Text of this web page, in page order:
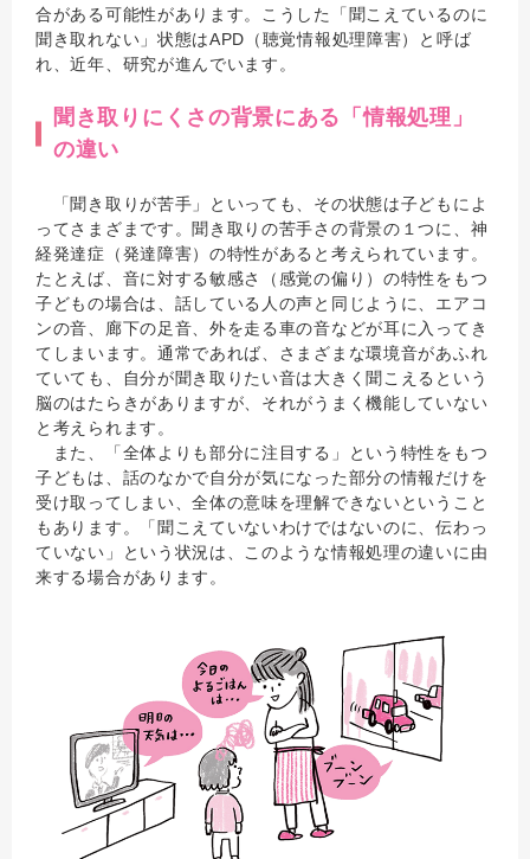
合がある可能性があります。こうした「聞こえているのに
聞き取れない」状態はAPD（聴覚情報処理障害）と呼ば
れ、近年、研究が進んでいます。
聞き取りにくさの背景にある「情報処理」
の違い
「聞き取りが苦手」といっても、その状態は子どもによ
ってさまざまです。聞き取りの苦手さの背景の１つに、神
経発達症（発達障害）の特性があると考えられています。
たとえば、音に対する敏感さ（感覚の偏り）の特性をもつ
子どもの場合は、話している人の声と同じように、エアコ
ンの音、廊下の足音、外を走る車の音などが耳に入ってき
てしまいます。通常であれば、さまざまな環境音があふれ
ていても、自分が聞き取りたい音は大きく聞こえるという
脳のはたらきがありますが、それがうまく機能していない
と考えられます。
また、「全体よりも部分に注目する」という特性をもつ
子どもは、話のなかで自分が気になった部分の情報だけを
受け取ってしまい、全体の意味を理解できないということ
もあります。「聞こえていないわけではないのに、伝わっ
ていない」という状況は、このような情報処理の違いに由
来する場合があります。